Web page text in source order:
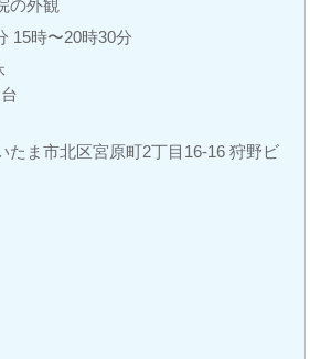
たま市北区宮原町2丁目16-16 狩野ビ